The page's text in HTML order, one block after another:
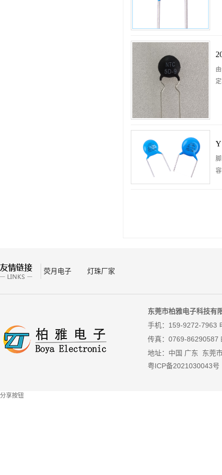
荧月电子 灯珠厂家
东莞市柏雅电子科技有
手机：159-9272-7963
传真： 0769-86290587
地址：中国 广东 东莞
粤ICP备2021030043号
分享按钮